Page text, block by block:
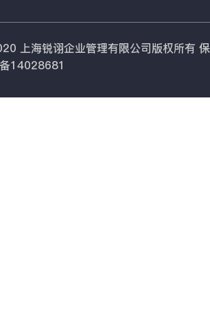
上海锐诩企业管理有限公司版权所有
14028681